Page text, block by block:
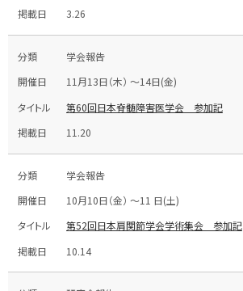
3.26
学会報告
11月13日（木） ～14日(金)
第60回日本脊髄障害医学会 参加記
11.20
学会報告
10月10日（金） ～11 日(土)
第52回日本肩関節学会学術集会 参加記
10.14